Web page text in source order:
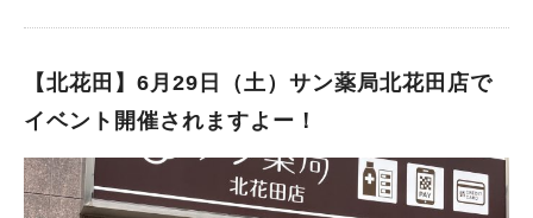
参加出来るメリットでもあり、この範囲内でミッションをクリア
はこちら。 1. LINEアプリが入っているスマートフォン等 ※LIN
Eアプリアカウントも必要です 2. 電車運賃 ※実費負担で、改札
り放題となるデジタルキップ「泉北デジタル1dayきっぷ」がめ
ちゃくちゃお得です！ ※アプリとアカウント、いずれかの支払
花たちの可愛らしさと言ったら… ハーベストの丘では「あじさ
ているそうですよ。 「センターガーデン」は、入場ゲートから
街のエリアに入り、「ウェルカムガーデン」を抜けて、次に出て
くる大きな庭園になります。 夕陽に照らされる紫陽花も趣があ
って良いですね。 写真は6月10日現在のもので、今年は雨が少な
【北花田】6月29日（土）サン薬局北花田店で
イベント開催されますよー！